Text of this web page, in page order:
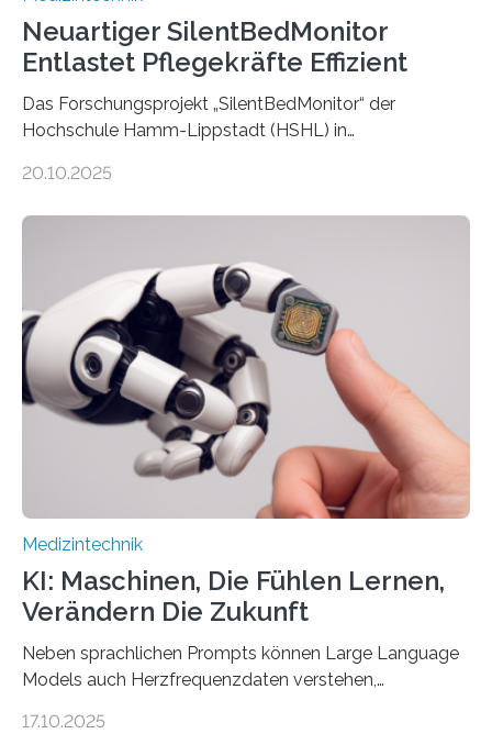
Neuartiger SilentBedMonitor
Entlastet Pflegekräfte Effizient
Das Forschungsprojekt „SilentBedMonitor“ der
Hochschule Hamm-Lippstadt (HSHL) in
auf Personen ab, die bettlägerig sind oder in ihrer
Entwicklung der Sensorik und Datenübertragung. Die
HSHL verantwortet die wissenschaftliche Begleitung
sowie die KI-gestützte Datenauswertung. Das Ziel ist
die Entwicklung eines berührungslosen
Assistenzsystems, das den Zustand der Person
kontinuierlich erfasst, pflegende Personen unterstützt
und in Notfällen selbstständig Alarm schlägt. „Die Idee
20.10.2025
Medizintechnik
KI: Maschinen, Die Fühlen Lernen,
Verändern Die Zukunft
Neben sprachlichen Prompts können Large Language
Models auch Herzfrequenzdaten verstehen,
haben Dr. Morris Gellisch, ehemals an der Ruhr-
17.10.2025